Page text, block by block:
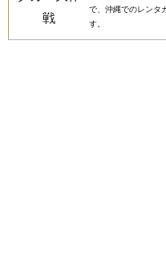
で、沖縄でのレンタ
す。